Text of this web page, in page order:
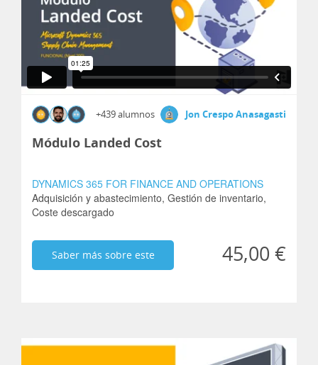
+439 alumnos Jon Crespo Anasagasti
Módulo Landed Cost
DYNAMICS 365 FOR FINANCE AND OPERATIONS
Adquisición y abastecimiento, Gestión de inventario,
Coste descargado
Saber más sobre este 45,00 €